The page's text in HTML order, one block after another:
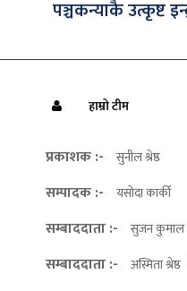
पञ्चकन्याकै उत्कृष्ट
हाम्रो टीम
प्रकाशक :- सुनील श्रेष्ठ
सम्पादक :- यसोदा कार्की
सम्बाददाता :- सुजन कुमाल
सम्बाददाता :- अस्मिता श्रेष्ठ